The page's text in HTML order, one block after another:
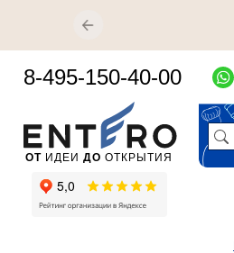
ОТ ИДЕИ ДО ОТКРЫТИЯ
8-495-150-40-00